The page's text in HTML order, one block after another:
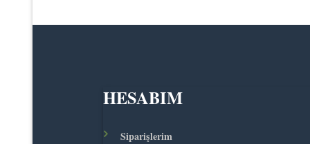
HESABIM
Siparişlerim